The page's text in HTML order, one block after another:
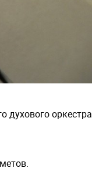
духового оркестра